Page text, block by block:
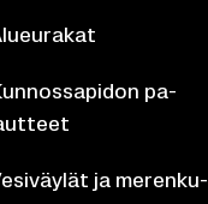
pa­
ja me­ren­ku­